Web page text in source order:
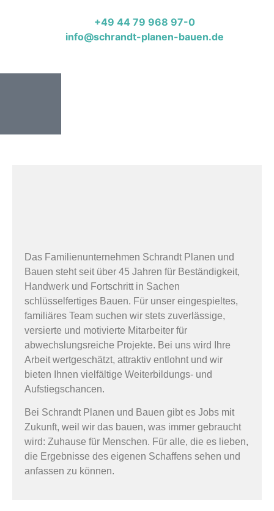
+49 44 79 968 97-0
info@schrandt-planen-bauen.de
Das Familienunternehmen Schrandt Planen und
Bauen steht seit über 45 Jahren für Beständigkeit,
Handwerk und Fortschritt in Sachen
schlüsselfertiges Bauen. Für unser eingespieltes,
familiäres Team suchen wir stets zuverlässige,
versierte und motivierte Mitarbeiter für
abwechslungsreiche Projekte. Bei uns wird Ihre
Arbeit wertgeschätzt, attraktiv entlohnt und wir
bieten Ihnen vielfältige Weiterbildungs- und
Aufstiegschancen.
Bei Schrandt Planen und Bauen gibt es Jobs mit
Zukunft, weil wir das bauen, was immer gebraucht
wird: Zuhause für Menschen. Für alle, die es lieben,
die Ergebnisse des eigenen Schaffens sehen und
anfassen zu können.